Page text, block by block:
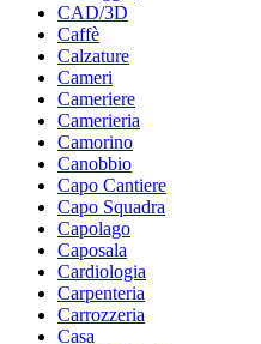
CAD/3D
Caffè
Calzature
Cameri
Cameriere
Camerieria
Camorino
Canobbio
Capo Cantiere
Capo Squadra
Capolago
Caposala
Cardiologia
Carpenteria
Carrozzeria
Casa